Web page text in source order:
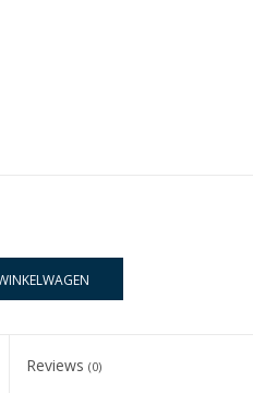
Reviews (0)